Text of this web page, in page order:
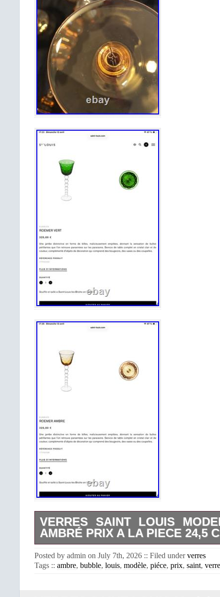
VERRES SAINT LOUIS
AMBRÉ PRIX A LA PIECE 24,5
couleur ambrée magnifique modèle
24,5 cm. Marque au tampon SL
Posted by admin on July 7th, 2026 :: Filed underverres
Tags :: ambre, bubble, louis, modèle, piéce, prix, saint,